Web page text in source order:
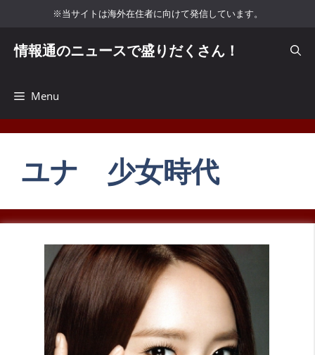
キ
※当サイトは海外在住者に向けて発信しています。
情報通のニュースで盛りだくさん！
Menu
ユナ 少女時代